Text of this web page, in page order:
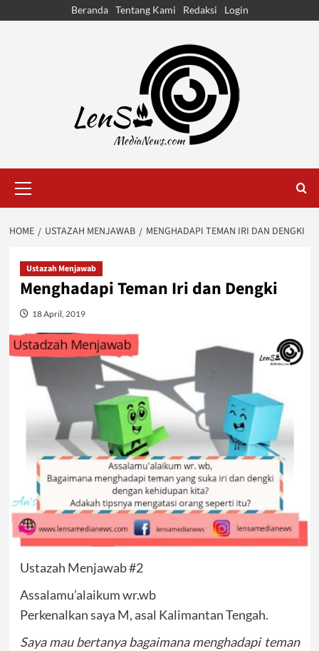
Beranda Tentang Kami Redaksi Login
Menu
HOME USTAZAH MENJAWAB MENGHADAPI TEMAN IRI DAN DENGKI
Ustazah Menjawab
Menghadapi Teman Iri dan Dengki
18 April, 2019
Ustazah Menjawab #2
Assalamu’alaikum wr.wb
Perkenalkan saya M, asal Kalimantan Tengah.
Saya mau bertanya bagaimana menghadapi teman